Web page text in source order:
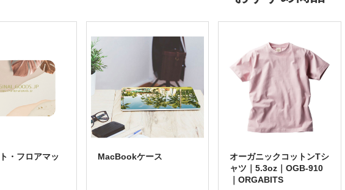
・フロアマッ
MacBookケース
オーガニックコットンTシ
ャツ｜5.3oz｜OGB-910
｜ORGABITS